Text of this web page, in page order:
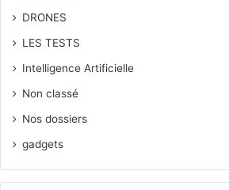
DRONES
LES TESTS
Intelligence Artificielle
Non classé
Nos dossiers
gadgets